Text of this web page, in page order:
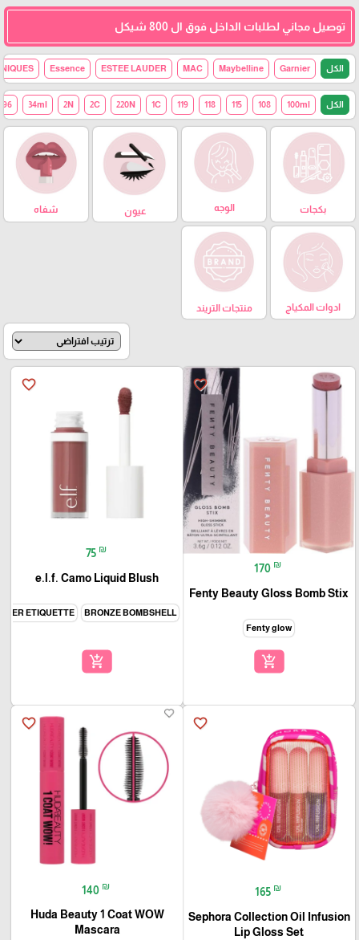
توصيل مجاني لطلبات الداخل فوق ال 800 شيكل
الكل Garnier
Maybelline
MAC
ESTEE LAUDER
Essence
الكل 100ml
108
115
118
119
1C
220N
2C
2N
34ml
96
بكجات الوجه عيون شفاه
ادوات المكياج منتجات التريند
favorite_border
170 ₪
Fenty Beauty Gloss Bomb Stix
Fenty glow
add_shopping_cart
favorite_border
75 ₪
e.l.f. Camo Liquid Blush
BRONZE BOMBSHELL
ETIQUETTE
add_shopping_cart
favorite_border
165 ₪
Sephora Collection Oil Infusion
Lip Gloss Set
favorite_border
140 ₪
Huda Beauty 1 Coat WOW
Mascara